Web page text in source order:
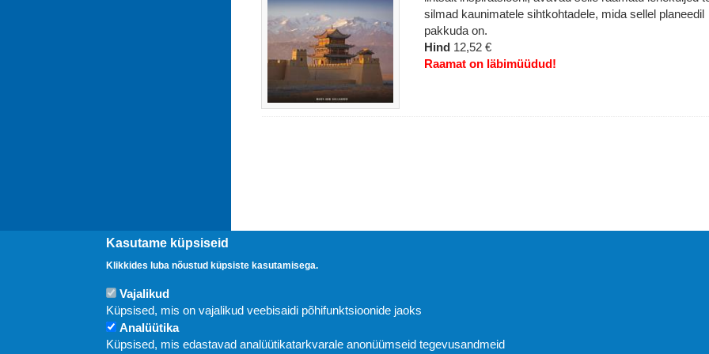
silmad kaunimatele sihtkohtadele, mida sellel planeedil
pakkuda on.
Hind 12,52 €
Raamat on läbimüüdud!
Kasutame küpsiseid
Klikkides luba nõustud küpsiste kasutamisega.
Vajalikud
Küpsised, mis on vajalikud veebisaidi põhifunktsioonide jaoks
Analüütika
Küpsised, mis edastavad analüütikatarkvarale anonüümseid tegevusandmeid